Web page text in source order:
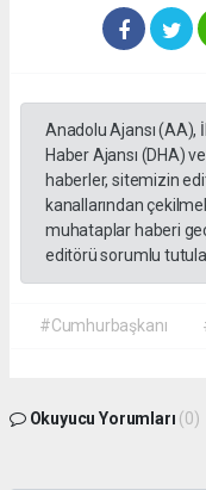
Anadolu Ajansı (AA),
Haber Ajansı (DHA)
haberler, sitemizin
kanallarından
muhataplar haberi
editörü sorumlu
#Cumhurbaşkanı
Okuyucu Yorumları (0)